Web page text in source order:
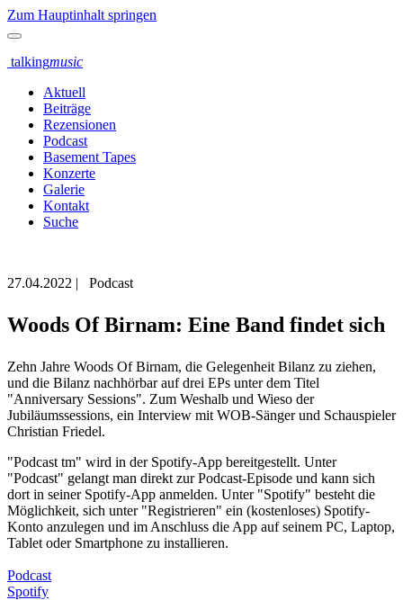
Zum Hauptinhalt springen
talkingmusic
Aktuell
Beiträge
Rezensionen
Podcast
Basement Tapes
Konzerte
Galerie
Kontakt
Suche
27.04.2022 | Podcast
Woods Of Birnam: Eine Band findet sich
Zehn Jahre Woods Of Birnam, die Gelegenheit Bilanz zu ziehen,
und die Bilanz nachhörbar auf drei EPs unter dem Titel
"Anniversary Sessions". Zum Weshalb und Wieso der
Jubiläumssessions, ein Interview mit WOB-Sänger und Schauspieler
Christian Friedel.
"Podcast tm" wird in der Spotify-App bereitgestellt. Unter
"Podcast" gelangt man direkt zur Podcast-Episode und kann sich
dort in seiner Spotify-App anmelden. Unter "Spotify" besteht die
Möglichkeit, sich unter "Registrieren" ein (kostenloses) Spotify-
Konto anzulegen und im Anschluss die App auf seinem PC, Laptop,
Tablet oder Smartphone zu installieren.
Podcast
Spotify